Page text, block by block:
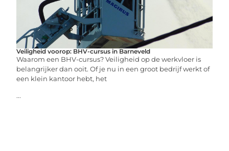
Veiligheid voorop: BHV-cursus in Barneveld
Waarom een BHV-cursus? Veiligheid op de werkvloer is
belangrijker dan ooit. Of je nu in een groot bedrijf werkt of
een klein kantoor hebt, het
...